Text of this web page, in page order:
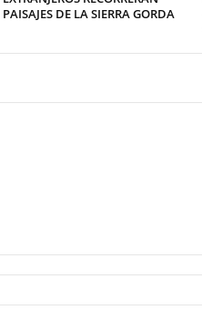
PAISAJES DE LA SIERRA GORDA